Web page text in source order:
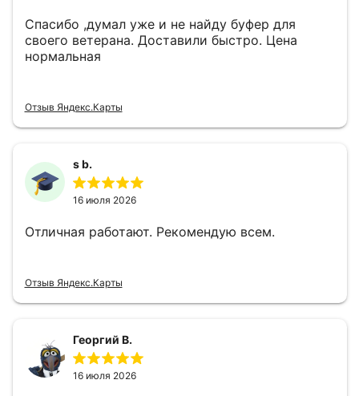
Спасибо ,думал уже и не найду буфер для
своего ветерана. Доставили быстро. Цена
нормальная
Отзыв Яндекс.Карты
s b.
16 июля 2026
Отличная работают. Рекомендую всем.
Отзыв Яндекс.Карты
Георгий В.
16 июля 2026